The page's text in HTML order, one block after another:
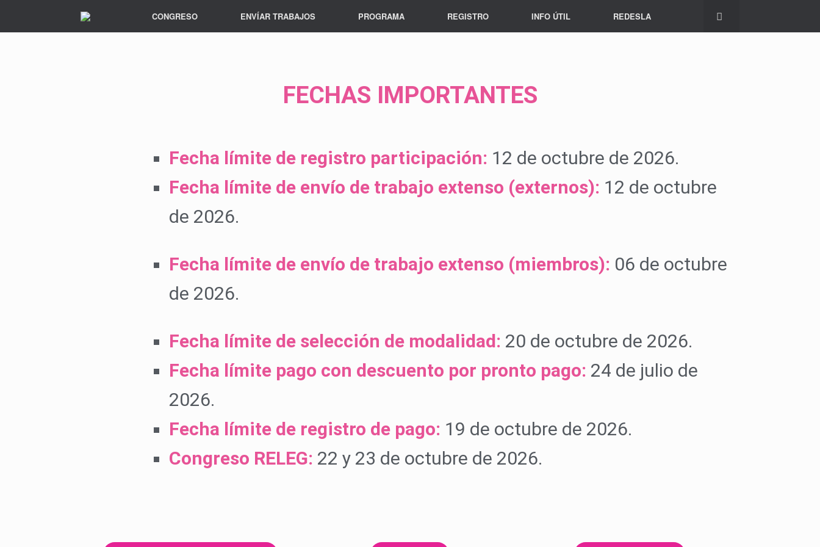
CONGRESO ENVÍAR TRABAJOS PROGRAMA REGISTRO INFO ÚTIL REDESLA
FECHAS IMPORTANTES
Fecha límite de registro participación: 12 de octubre de 2026.
Fecha límite de envío de trabajo extenso (externos): 12 de octubre
de 2026.
Fecha límite de envío de trabajo extenso (miembros): 06 de octubre
de 2026.
Fecha límite de selección de modalidad: 20 de octubre de 2026.
Fecha límite pago con descuento por pronto pago: 24 de julio de
2026.
Fecha límite de registro de pago: 19 de octubre de 2026.
Congreso RELEG: 22 y 23 de octubre de 2026.